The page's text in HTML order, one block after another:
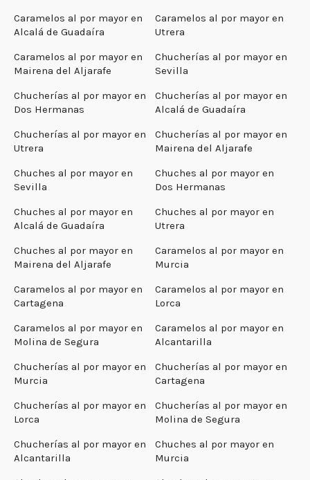
Caramelos al por mayor en
Alcalá de Guadaíra
Caramelos al por mayor en
Utrera
Caramelos al por mayor en
Mairena del Aljarafe
Chucherías al por mayor en
Sevilla
Chucherías al por mayor en
Dos Hermanas
Chucherías al por mayor en
Alcalá de Guadaíra
Chucherías al por mayor en
Utrera
Chucherías al por mayor en
Mairena del Aljarafe
Chuches al por mayor en
Sevilla
Chuches al por mayor en
Dos Hermanas
Chuches al por mayor en
Alcalá de Guadaíra
Chuches al por mayor en
Utrera
Chuches al por mayor en
Mairena del Aljarafe
Caramelos al por mayor en
Murcia
Caramelos al por mayor en
Cartagena
Caramelos al por mayor en
Lorca
Caramelos al por mayor en
Molina de Segura
Caramelos al por mayor en
Alcantarilla
Chucherías al por mayor en
Murcia
Chucherías al por mayor en
Cartagena
Chucherías al por mayor en
Lorca
Chucherías al por mayor en
Molina de Segura
Chucherías al por mayor en
Alcantarilla
Chuches al por mayor en
Murcia